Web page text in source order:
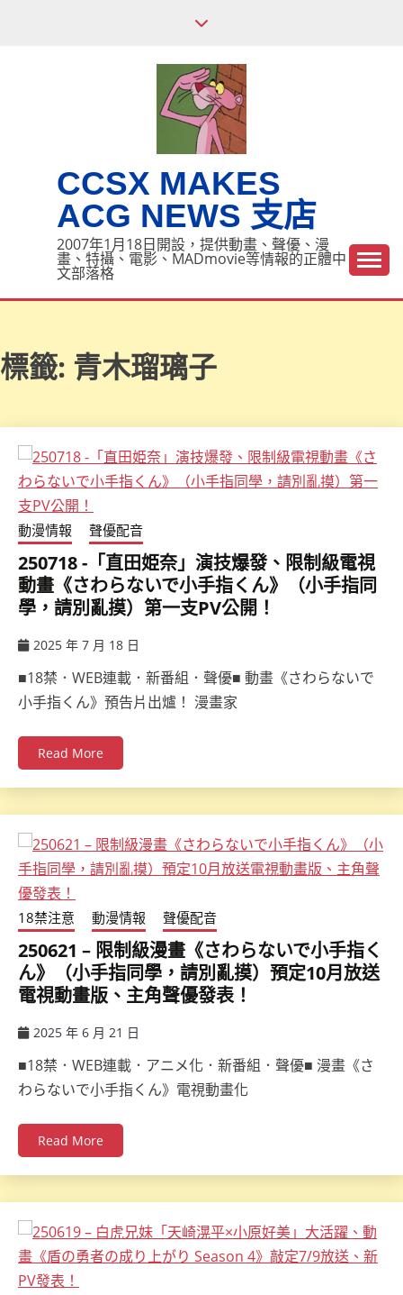
CCSX MAKES
ACG NEWS 支店
2007年1月18日開設，提供動畫、聲優、漫
畫、特攝、電影、MADmovie等情報的正體中
文部落格
標籤: 青木瑠璃子
動漫情報 聲優配音
250718 -「直田姫奈」演技爆發、限制級電視
動畫《さわらないで小手指くん》（小手指同
學，請別亂摸）第一支PV公開！
2025 年 7 月 18 日
■18禁．WEB連載．新番組．聲優■ 動畫《さわらないで
小手指くん》預告片出爐！ 漫畫家
Read More
18禁注意 動漫情報 聲優配音
250621 – 限制級漫畫《さわらないで小手指く
ん》（小手指同學，請別亂摸）預定10月放送
電視動畫版、主角聲優發表！
2025 年 6 月 21 日
■18禁．WEB連載．アニメ化．新番組．聲優■ 漫畫《さ
わらないで小手指くん》電視動畫化
Read More